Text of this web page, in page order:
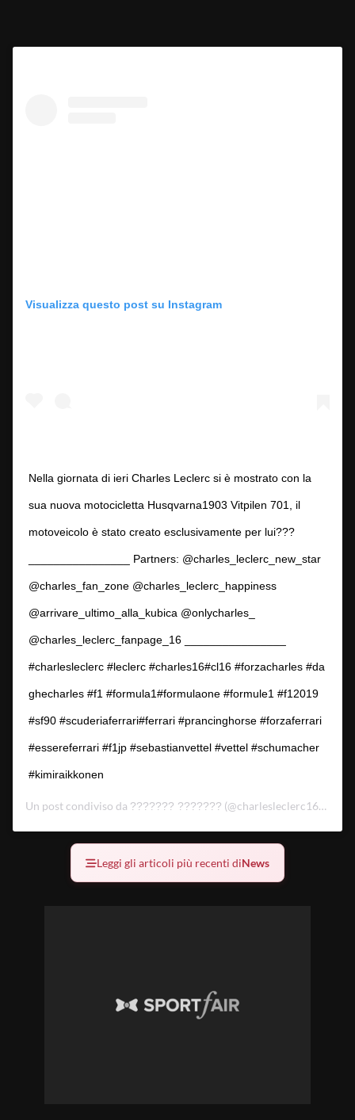
Visualizza questo post su Instagram
Nella giornata di ieri Charles Leclerc si è mostrato con la
sua nuova motocicletta Husqvarna1903 Vitpilen 701, il
motoveicolo è stato creato esclusivamente per lui???️
________________ Partners: @charles_leclerc_new_star
@charles_fan_zone @charles_leclerc_happiness
@arrivare_ultimo_alla_kubica @onlycharles_
@charles_leclerc_fanpage_16 ________________
#charlesleclerc #leclerc #charles16#cl16 #forzacharles #da
ghecharles #f1 #formula1#formulaone #formule1 #f12019
#sf90 #scuderiaferrari#ferrari #prancinghorse #forzaferrari
#essereferrari #f1jp #sebastianvettel #vettel #schumacher
#kimiraikkonen
Un post condiviso da ??????? ??????? (@charlesleclerc166) in data:
Leggi gli articoli più recenti diNews